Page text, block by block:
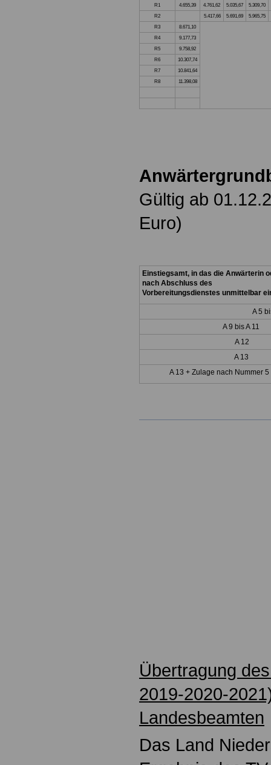
R1 4.655,39 4.761,62 5.035,67
5.309,70
R2
5.417,66 5.691,69
5.965,75
R3
8.671,10
R4
9.177,73
R5
9.758,92
R6
10.307,74
R7
10.841,64
R8
11.398,08
Gültig ab
Euro)
Einstiegsamt, in das die Anwärterin
nach Abschluss des
Vorbereitungsdienstes unmittelbar
A 5
A 9 bis A 11
A 12
A 13
A 13 + Zulage nach Nummer
Übertragung
2019-2020-
Landesbeamten
Das Land